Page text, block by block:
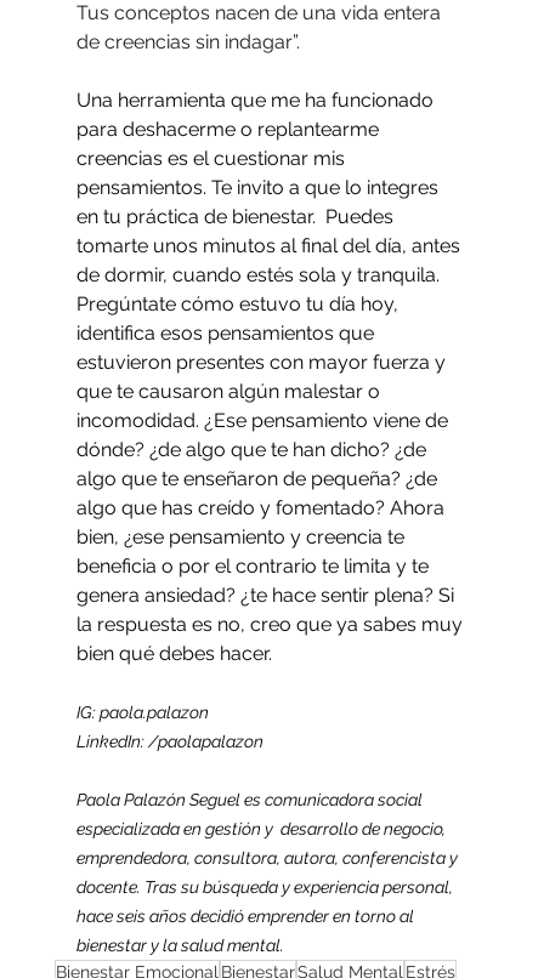
Tus conceptos nacen de una vida entera
de creencias sin indagar”.
Una herramienta que me ha funcionado
para deshacerme o replantearme
creencias es el cuestionar mis
pensamientos. Te invito a que lo integres
en tu práctica de bienestar.  Puedes
tomarte unos minutos al final del día, antes
de dormir, cuando estés sola y tranquila.
Pregúntate cómo estuvo tu día hoy,
identifica esos pensamientos que
estuvieron presentes con mayor fuerza y
que te causaron algún malestar o
incomodidad. ¿Ese pensamiento viene de
dónde? ¿de algo que te han dicho? ¿de
algo que te enseñaron de pequeña? ¿de
algo que has creído y fomentado? Ahora
bien, ¿ese pensamiento y creencia te
beneficia o por el contrario te limita y te
genera ansiedad? ¿te hace sentir plena? Si
la respuesta es no, creo que ya sabes muy
bien qué debes hacer.
IG: paola.palazon
LinkedIn: /paolapalazon
Paola Palazón Seguel es comunicadora social
especializada en gestión y  desarrollo de negocio,
emprendedora, consultora, autora, conferencista y
docente. Tras su búsqueda y experiencia personal,
hace seis años decidió emprender en torno al
bienestar y la salud mental.
Bienestar Emocional BienestarSalud Mental Estrés